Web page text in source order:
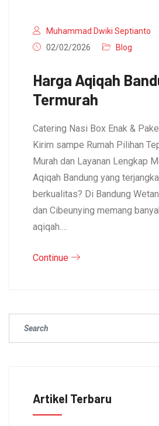
Muhammad Dwiki Septianto
02/02/2026
Blog
Harga Aqiqah
Termurah
Catering Nasi Box Enak &
Kirim sampe Rumah Pilihan
Murah dan Layanan Lengkap
Aqiqah Bandung yang
berkualitas? Di Bandung
dan Cibeunying memang
aqiqah.…
Continue
Artikel Terbaru